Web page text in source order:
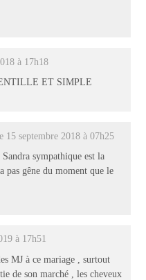
à 17h18
ET SIMPLE
15 septembre 2018 à 07h25
sympathique est la
pas gêne du moment que le
à 17h51
MJ à ce mariage , surtout
de son marché , les cheveux